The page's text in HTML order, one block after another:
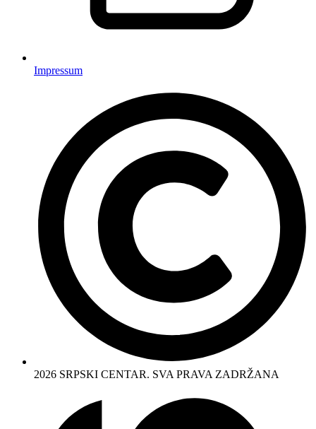
Impressum
2026 SRPSKI CENTAR. SVA PRAVA ZADRŽANA